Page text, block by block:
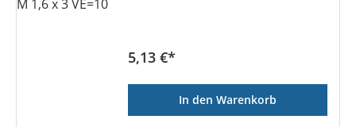
Regulärer Preis:
5,13 €*
In den Warenkorb